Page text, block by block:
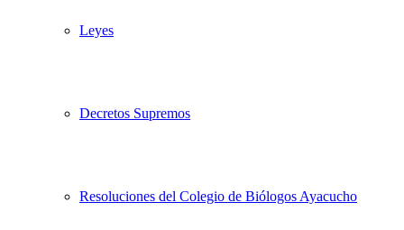
Leyes
Decretos Supremos
Resoluciones del Colegio de Biólogos Ayacucho